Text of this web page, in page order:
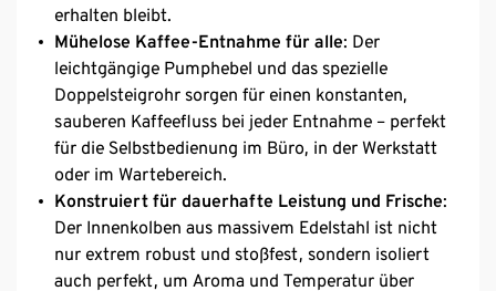
erhalten bleibt.
Mühelose Kaffee-Entnahme für alle: Der
leichtgängige Pumphebel und das spezielle
Doppelsteigrohr sorgen für einen konstanten,
sauberen Kaffeefluss bei jeder Entnahme – perfekt
für die Selbstbedienung im Büro, in der Werkstatt
oder im Wartebereich.
Konstruiert für dauerhafte Leistung und Frische:
Der Innenkolben aus massivem Edelstahl ist nicht
nur extrem robust und stoßfest, sondern isoliert
auch perfekt, um Aroma und Temperatur über